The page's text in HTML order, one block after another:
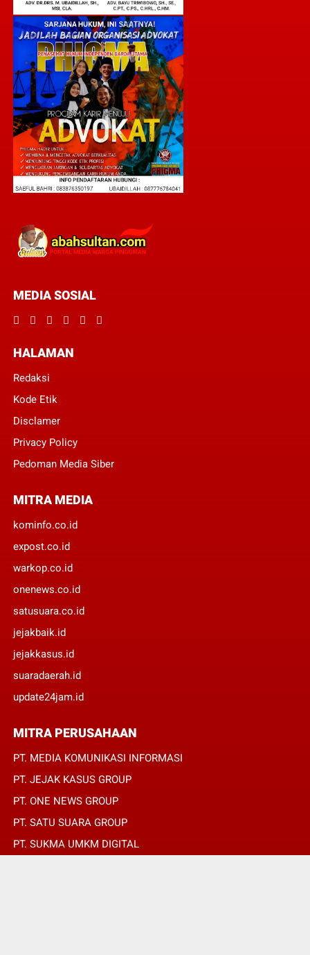
MEDIA SOSIAL
HALAMAN
Redaksi
Kode Etik
Disclamer
Privacy Policy
Pedoman Media Siber
MITRA MEDIA
kominfo.co.id
expost.co.id
warkop.co.id
onenews.co.id
satusuara.co.id
jejakbaik.id
jejakkasus.id
suaradaerah.id
update24jam.id
MITRA PERUSAHAAN
PT. MEDIA KOMUNIKASI INFORMASI
PT. JEJAK KASUS GROUP
PT. ONE NEWS GROUP
PT. SATU SUARA GROUP
PT. SUKMA UMKM DIGITAL